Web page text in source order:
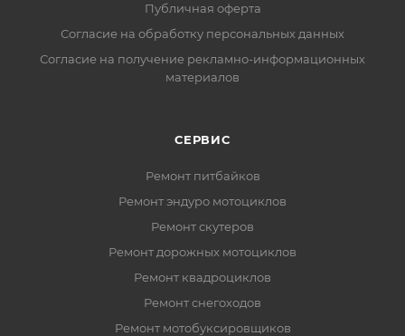
Публичная оферта
Согласие на обработку персональных данных
Согласие на получение рекламно-информационных
материалов
СЕРВИС
Ремонт питбайков
Ремонт эндуро мотоциклов
Ремонт скутеров
Ремонт дорожных мотоциклов
Ремонт квадроциклов
Ремонт снегоходов
Ремонт мотобуксировщиков